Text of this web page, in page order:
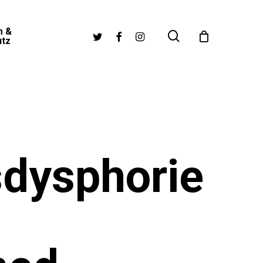
&
twitter facebookinstagram search